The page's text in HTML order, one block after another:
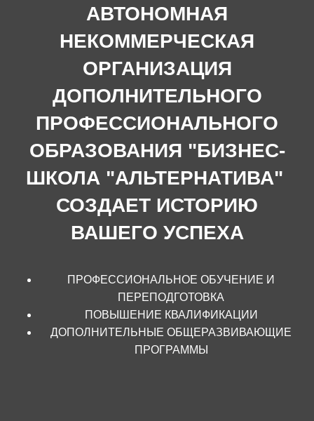
АВТОНОМНАЯ
НЕКОММЕРЧЕСКАЯ
ОРГАНИЗАЦИЯ
ДОПОЛНИТЕЛЬНОГО
ПРОФЕССИОНАЛЬНОГО
ОБРАЗОВАНИЯ "БИЗНЕС-
ШКОЛА "АЛЬТЕРНАТИВА"
СОЗДАЕТ ИСТОРИЮ
ВАШЕГО УСПЕХА
ПРОФЕССИОНАЛЬНОЕ ОБУЧЕНИЕ И
ПЕРЕПОДГОТОВКА
ПОВЫШЕНИЕ КВАЛИФИКАЦИИ
ДОПОЛНИТЕЛЬНЫЕ ОБЩЕРАЗВИВАЮЩИЕ
ПРОГРАММЫ